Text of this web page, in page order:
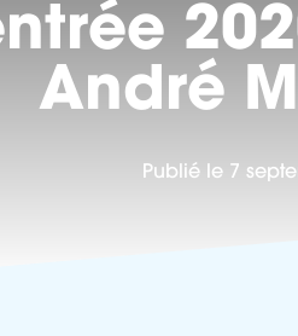
André
Publié le 7